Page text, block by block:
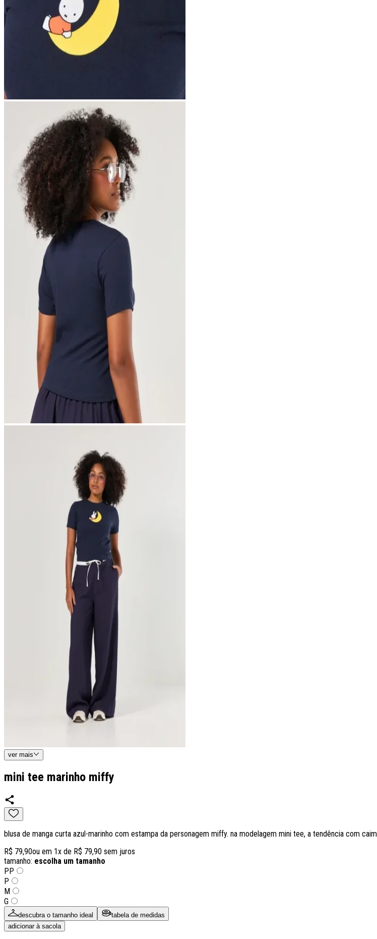
ver mais
mini tee marinho miffy
blusa de manga curta azul-marinho com estampa da personagem miffy. na modelagem mini tee, a tendência com
R$ 79,90ou em 1x de R$ 79,90 sem juros
tamanho: escolha um tamanho
PP
P
M
G
descubra o tamanho ideal
tabela de medidas
adicionar à sacola